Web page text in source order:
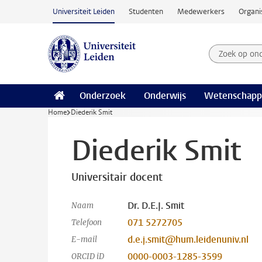
Ga naar hoofdinhoud
Universiteit Leiden Studenten Medewerkers
Zoek op
Zoekterm
Onderzoek Onderwijs
Home Diederik Smit
Diederik Smit
Universitair docent
Naam Dr. D.E.J. Smit
Telefoon 071 5272705
E-mail d.e.j.smit@hum.leidenuniv.nl
ORCID iD 0000-0003-1285-3599